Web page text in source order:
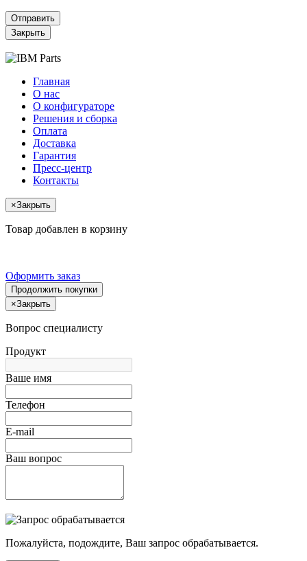
Отправить
Закрыть
Главная
О нас
О конфигураторе
Решения и сборка
Оплата
Доставка
Гарантия
Пресс-центр
Контакты
×Закрыть
Товар добавлен в корзину
Оформить заказ
Продолжить покупки
×Закрыть
Вопрос специалисту
Продукт
Ваше имя
Телефон
E-mail
Ваш вопрос
Пожалуйста, подождите, Ваш запрос обрабатывается.